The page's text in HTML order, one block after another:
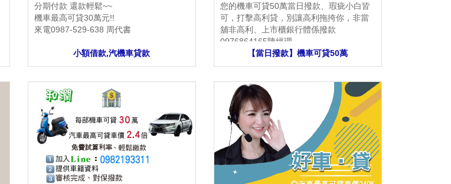
分期付款 還款輕鬆~~
機車最高可貸30萬元!!
來電0987-529-638 周代書
小額借款,汽機車貸款
您的機車可貸50萬當日撥款、瑕疵小白皆
可，打擊高利貸，別讓高利拖挎你，非當
舖非高利、上市櫃銀行體係撥款
0976864165陳經理
【當日撥款】機車可貸50萬